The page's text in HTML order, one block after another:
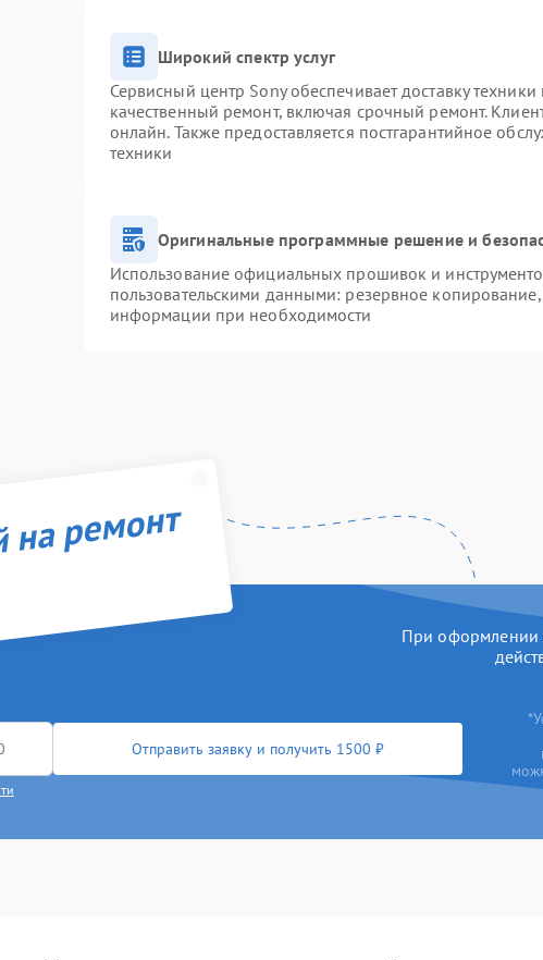
Широкий спектр услуг
Сервисный центр Sony обеспечивает доставку
качественный ремонт, включая срочный ремонт.
онлайн. Также предоставляется постгарантийное
техники
Оригинальные программные решение и
Использование официальных прошивок и
пользовательскими данными: резервное
информации при необходимости
ремонт
При оформлении
Отправить заявку и получить 1500 ₽